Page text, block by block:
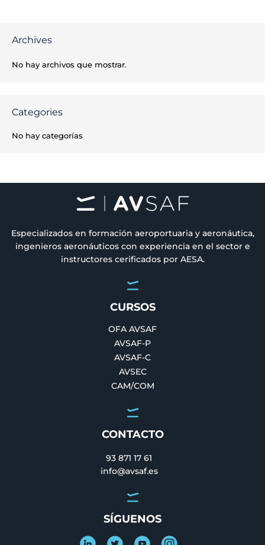
Archives
No hay archivos que mostrar.
Categories
No hay categorías
Especializados en formación aeroportuaria y aeronáutica,
ingenieros aeronáuticos con experiencia en el sector e
instructores cerificados por AESA.
CURSOS
OFA AVSAF
AVSAF-P
AVSAF-C
AVSEC
CAM/COM
CONTACTO
93 871 17 61
info@avsaf.es
SÍGUENOS